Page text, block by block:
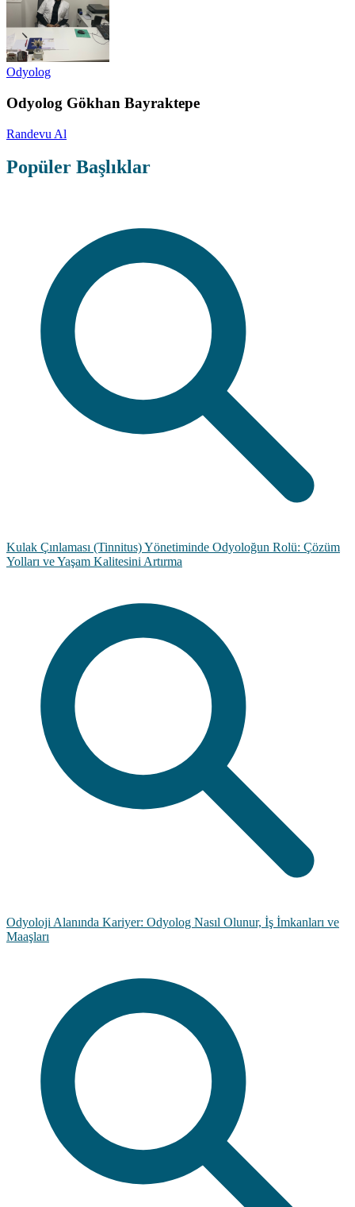
Odyolog
Odyolog Gökhan Bayraktepe
Randevu Al
Popüler Başlıklar
Kulak Çınlaması (Tinnitus) Yönetiminde Odyoloğun Rolü: Çözüm
Yolları ve Yaşam Kalitesini Artırma
Odyoloji Alanında Kariyer: Odyolog Nasıl Olunur, İş İmkanları ve
Maaşları